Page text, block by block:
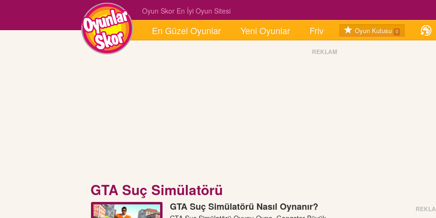
En Güzel Oyunlar Yeni Oyunlar Friv Oyun Kutusu 0
Oyun Skor En İyi Oyun Sitesi
REKLAM
GTA Suç Simülatörü
GTA Suç Simülatörü Nasıl Oynanır?